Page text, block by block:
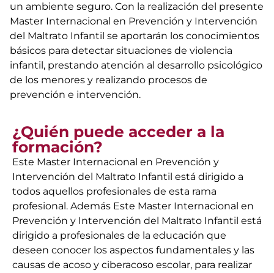
un ambiente seguro. Con la realización del presente
Master Internacional en Prevención y Intervención
del Maltrato Infantil se aportarán los conocimientos
básicos para detectar situaciones de violencia
infantil, prestando atención al desarrollo psicológico
de los menores y realizando procesos de
prevención e intervención.
¿Quién puede acceder a la
formación?
Este Master Internacional en Prevención y
Intervención del Maltrato Infantil está dirigido a
todos aquellos profesionales de esta rama
profesional. Además Este Master Internacional en
Prevención y Intervención del Maltrato Infantil está
dirigido a profesionales de la educación que
deseen conocer los aspectos fundamentales y las
causas de acoso y ciberacoso escolar, para realizar